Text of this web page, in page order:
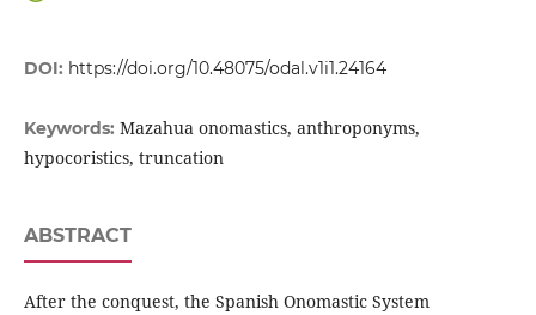
DOI: https://doi.org/10.48075/odal.v1i1.24164
Keywords: Mazahua onomastics, anthroponyms,
hypocoristics, truncation
ABSTRACT
After the conquest, the Spanish Onomastic System